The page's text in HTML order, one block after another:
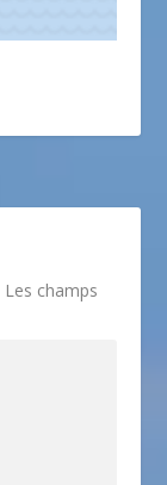
Les champs